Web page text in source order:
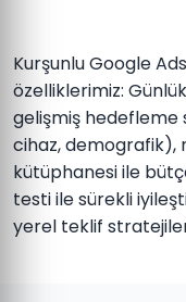
Kurşunlu Google
özelliklerimiz:
gelişmiş hedefleme
cihaz,
kütüphanesi ile
testi ile sürekli
yerel teklif